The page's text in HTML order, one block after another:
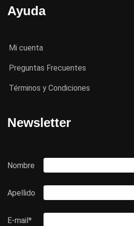
Ayuda
Mi cuenta
Preguntas Frecuentes
Términos y Condiciones
Newsletter
Nombre
Apellido
E-mail*